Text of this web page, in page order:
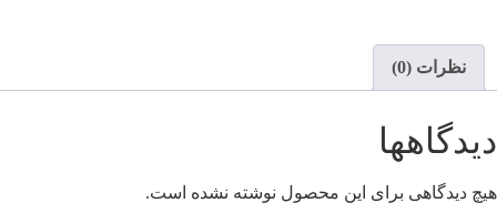
نظرات (0)
دیدگاهها
هیچ دیدگاهی برای این محصول نوشته نشده است.